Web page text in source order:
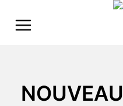
content
NOUVEAU